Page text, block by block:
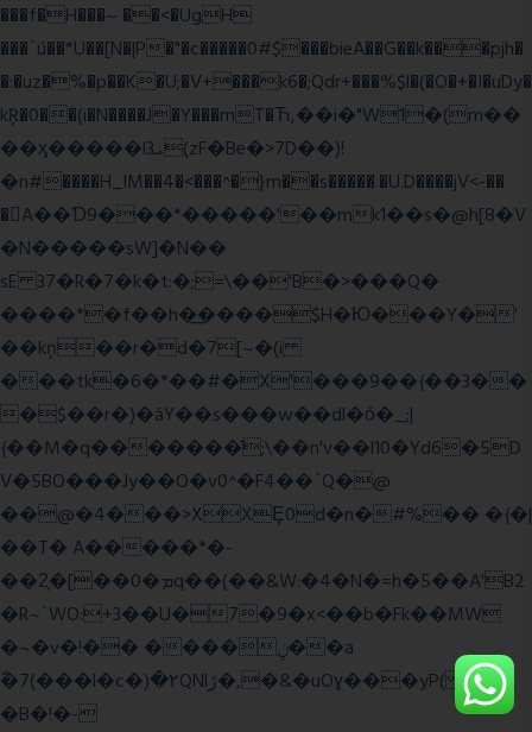
���f�H���~ ��<�UgH
���`ú��*U��[N�|P�"�c�����0#$���bieA��G��k���pjh�
�:�uz�%�p��K�U;�V+���k6�;Qdr+���%$l�(�O�+�I�uDy�
kŖ�0��(i�N����J�Y���mT�Ћ,��i�"W1�(m��
��ӽ�����l3ܝ(zF�Be�>7D��)!
�n#����H_lM��4�<���^�}m��s�����.�U.D����jV<-��
�A��Ɗ9���*�����'��mk1��s�@h[8�V
�N�����sW]�N��
sE 37�R�7�k�t:�;=\��'B�>���Q�
����*�f��h�͢����$H�Ю���Y�'
��kņ��r�d�7[~�(i
���tk�6�*��#�X'���9��{��3��
�$��r�)�āY��s���w��dl�ȏ�_;|
{��M�q�������̆;\��n'v��l10�Yd6�5D
V�5BO���Jy��O�v0^�F4��`Q�@
��@�4���>XXȨ0d�n�#%�� �{�|
��T� A�����*�-
��2͔�[��0�ܡq��(��&W:�4�N�=h�5��A'B2
�R~`WO:+3��U�7�9�x<��b�Fk��MW
�~�v�!�� ����ݧ��a
ّ�7(���l�c�)�۲QNlڙ�,�&�uOɣ���yP( z�D|
�B�!�-